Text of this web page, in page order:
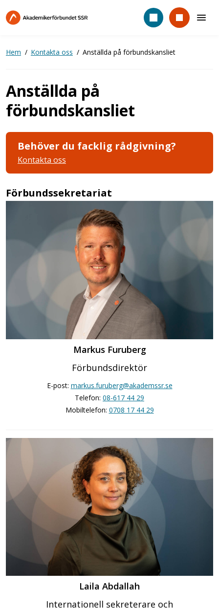
till
Hem Kontakta oss Anställda på förbundskansliet
Anställda på
förbundskansliet
Behöver du facklig rådgivning?
Kontakta oss
Förbundssekretariat
Markus Furuberg
Förbundsdirektör
E-post: markus.furuberg@akademssr.se
Telefon: 08-617 44 29
Mobiltelefon: 0708 17 44 29
Laila Abdallah
Internationell sekreterare och